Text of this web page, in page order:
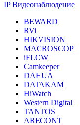
IP Видеонаблюдение
BEWARD
RVi
HIKVISION
MACROSCOP
iFLOW
Camkeeper
DAHUA
DATAKAM
HiWatch
Western Digital
TANTOS
ARECONT